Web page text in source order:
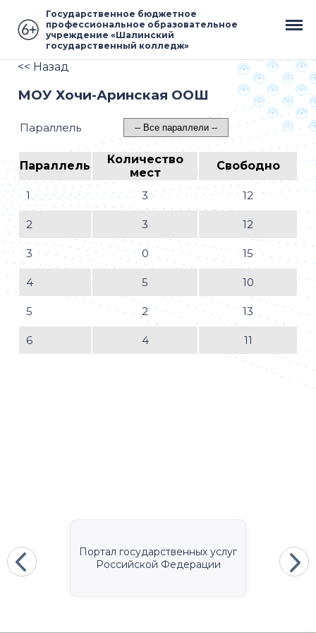
Государственное бюджетное
профессиональное образовательное
учреждение «Шалинский
государственный колледж»
<< Назад
МОУ Хочи-Аринская ООШ
Параллель
Параллель
Количество
мест
Свободно
1 3 12
2 3 12
3 0 15
4 5 10
5 2 13
6 4 11
Портал государственных услуг
Российской Федерации